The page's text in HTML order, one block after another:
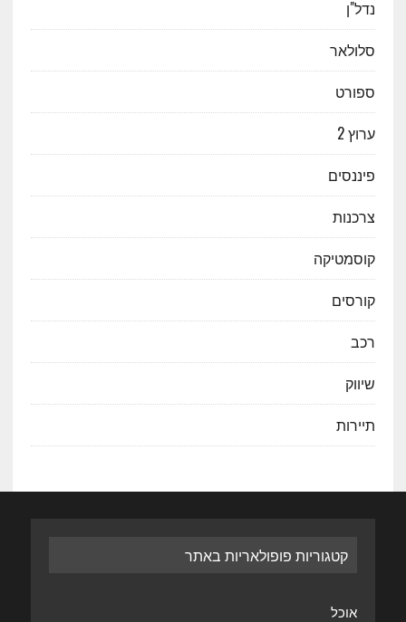
נדל"ן
סלולאר
ספורט
ערוץ 2
פיננסים
צרכנות
קוסמטיקה
קורסים
רכב
שיווק
תיירות
קטגוריות פופולאריות באתר
אוכל